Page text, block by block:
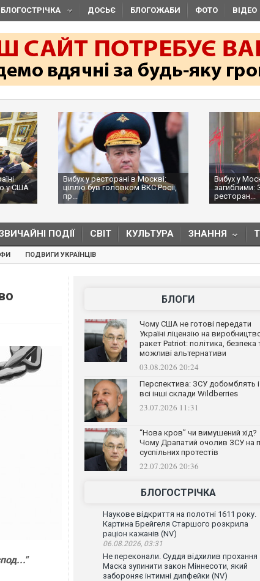
БЛОГОСТРІЧКА ДОСЬЄ БЛОГОЖАБИ ФОТО ВІДЕО
у США
Вибух у ресторані в Москві:
ціллю був головком ВКС Росії,
пр...
Вибух у
загиблими:
ресторан...
ПОДІЇ СВІТ КУЛЬТУРА ЗНАННЯ
ПОДВИГИ УКРАЇНЦІВ
БЛОГИ
Чому США не готові передати
Україні ліцензію на
ракет Patriot: політика, безпека
можливі альтернативи
03.08.2026 20:24
Перспектива: ЗСУ добомблять і
всі інші склади Wildberries
23.07.2026 11:31
“Нова кров” чи вимушений хід?
Чому Драпатий очолив ЗСУ на
суспільних протестів
22.07.2026 20:36
БЛОГОСТРІЧКА
Наукове відкриття на полотні 1611 року.
Картина Брейгеля Старшого розкрила
раціон кажанів (NV)
06.08.2026, 03:31
Не переконали. Суддя відхилив прохання
Маска зупинити закон Міннесоти, який
забороняє інтимні дипфейки (NV)